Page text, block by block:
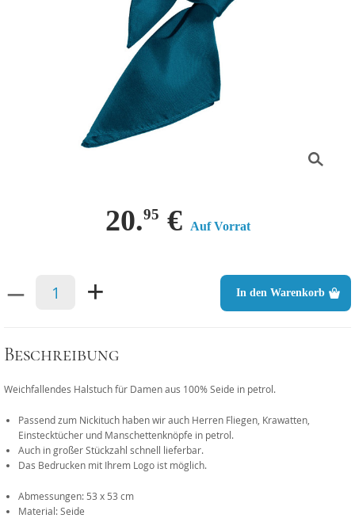
20.95 € Auf Vorrat
– + In den Warenkorb
Beschreibung
Weichfallendes Halstuch für Damen aus 100% Seide in petrol.
Passend zum Nickituch haben wir auch Herren Fliegen, Krawatten,
Einstecktücher und Manschettenknöpfe in petrol.
Auch in großer Stückzahl schnell lieferbar.
Das Bedrucken mit Ihrem Logo ist möglich.
Abmessungen: 53 x 53 cm
Material: Seide